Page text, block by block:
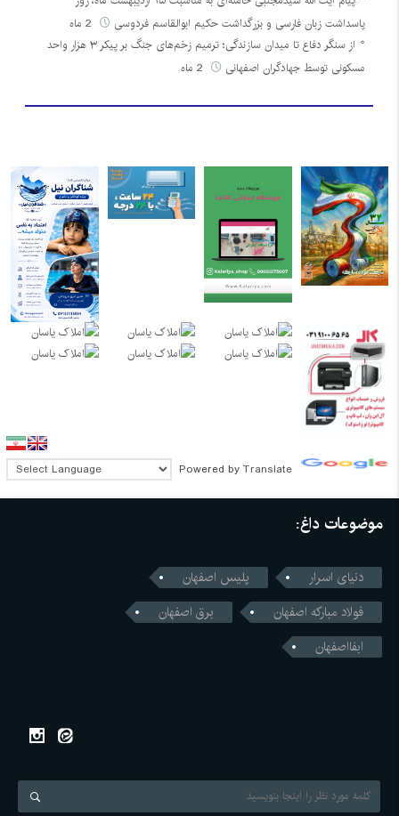
پاسداشت زبان فارسی و بزرگداشت حکیم ابوالقاسم فردوسی
از سنگر دفاع تا میدان سازندگی؛ ترمیم زخم‌های جنگ بر پیکر ۳ هزار واحد
مسکونی توسط جهادگران اصفهانی
Powered by Translate
موضوعات داغ:
دنیای اسرار
پلیس اصفهان
فولاد مبارکه اصفهان
برق اصفهان
ابفااصفهان